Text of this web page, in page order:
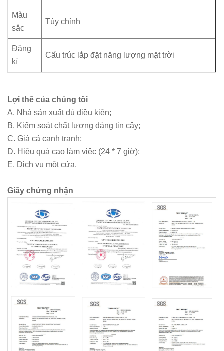
Màu
sắc
Tùy chỉnh
Đăng
kí
Cấu trúc lắp đặt năng lượng mặt trời
Lợi thế của chúng tôi
A. Nhà sản xuất đủ điều kiện;
B. Kiểm soát chất lượng đáng tin cậy;
C. Giá cả cạnh tranh;
D. Hiệu quả cao làm việc (24 * 7 giờ);
E. Dịch vụ một cửa.
Giấy chứng nhận